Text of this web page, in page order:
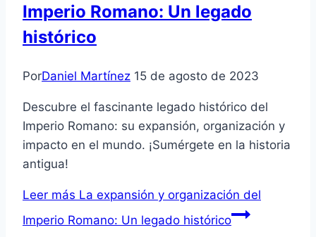
Imperio Romano: Un legado
histórico
PorDaniel Martínez 15 de agosto de 2023
Descubre el fascinante legado histórico del
Imperio Romano: su expansión, organización y
impacto en el mundo. ¡Sumérgete en la historia
antigua!
Leer más La expansión y organización del
Imperio Romano: Un legado histórico